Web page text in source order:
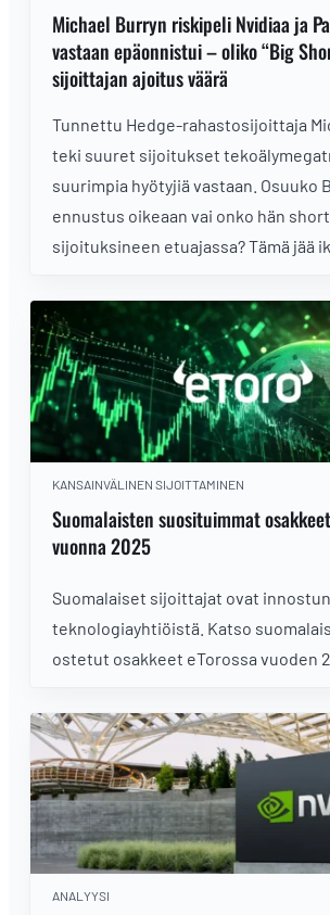
Michael Burryn riskipeli Nvidiaa ja
vastaan epäonnistui – oliko “Big
sijoittajan ajoitus väärä
Tunnettu Hedge-rahastosijoittaja
teki suuret sijoitukset
suurimpia hyötyjiä vastaan. Osuuko
ennustus oikeaan vai onko hän
sijoituksineen etuajassa? Tämä jää
hallinoima hedge-rahasto suljetaan.
KANSAINVÄLINEN SIJOITTAMINEN
Suomalaisten suosituimmat
vuonna 2025
Suomalaiset sijoittajat ovat
teknologiayhtiöistä. Katso
ostetut osakkeet eTorossa vuoden
ANALYYSI